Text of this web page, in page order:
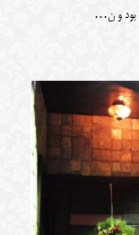
بود و ن…